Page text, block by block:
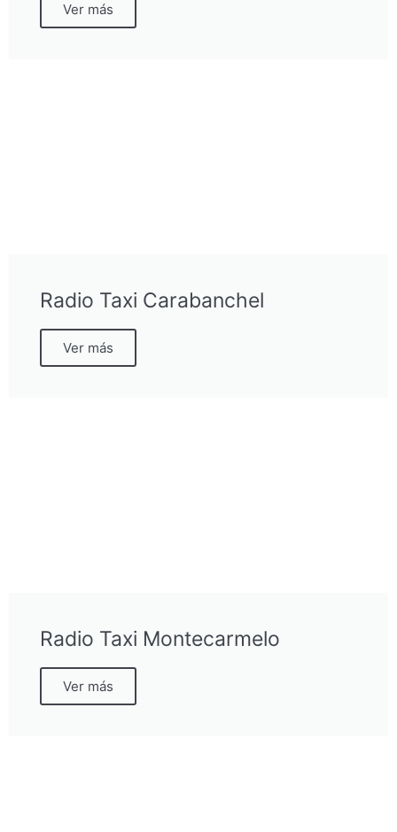
Ver más
Radio Taxi Carabanchel
Ver más
Radio Taxi Montecarmelo
Ver más